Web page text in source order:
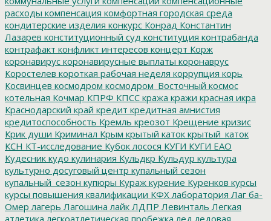
расходы компенсация комфортная городская среда
кондитерские изделия конкурс Конрад Константин
Лазарев конституционный суд конституция контрабанда
контрафакт конфликт интересов концерт Корж
коронавирус коронавирусные выплаты коронаврус
Коростелев короткая рабочая неделя коррупция корь
Косвинцев космодром космодром_Восточный космос
котельная Кочмар КПРФ КПСС кража кражи красная икра
Краснодарский край кредит кредитная амнистия
кредитоспособность Кремль креозот Крещение кризис
Крик души Криминал Крым крытый каток крытый_каток
КСН КТ-исследование Кубок лосося КУГИ КУГИ ЕАО
Кудесник кудо кулинария Кульдкр Кульдур культура
культурно досуговый центр купальный сезон
купальный_сезон купюры Кураж курение Куренков курсы
курсы повышения квалификации КФХ лаборатория Лаг ба-
Омер лагерь Лагошина лайк ЛДПР Левинталь Легкая
атлетика легкоатлетическая пробежка лед ледовая